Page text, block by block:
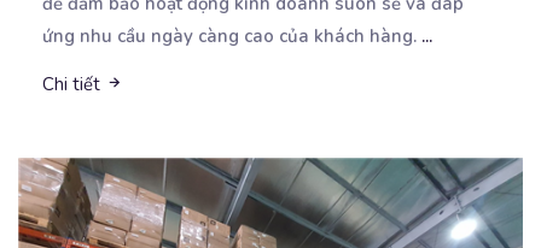
ứng nhu cầu ngày càng cao của khách hàng. ...
Chi tiết